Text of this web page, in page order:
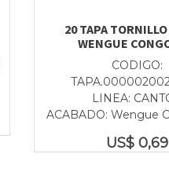
20 TAPA
WENGUE
CODIGO:
LINEA:
ACABADO: Wengue
US$ 0,69